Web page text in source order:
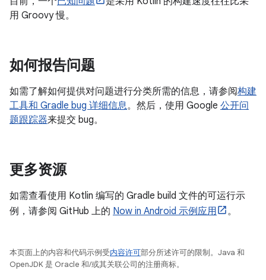
用 Groovy 慢。
如何报告问题
如需了解如何提供对问题进行分类所需的信息，请参阅构建
工具和 Gradle bug 详细信息。然后，使用 Google 公开问
题跟踪器来提交 bug。
更多资源
如需查看使用 Kotlin 编写的 Gradle build 文件的可运行示
例，请参阅 GitHub 上的 Now in Android 示例应用 。
本页面上的内容和代码示例受内容许可部分所述许可的限制。Java 和
OpenJDK 是 Oracle 和/或其关联公司的注册商标。